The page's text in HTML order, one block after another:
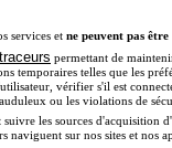
services et ne peuvent pas être
permettant de
temporaires telles que les
vérifier s'il est
ou les violations de
les sources d'acquisition
naviguent sur nos sites et nos